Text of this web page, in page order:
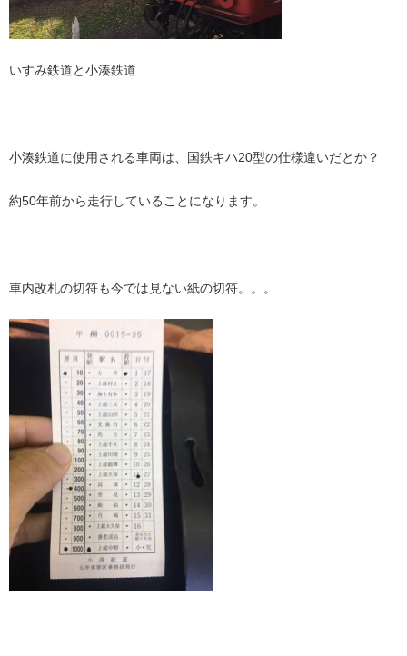
いすみ鉄道と小湊鉄道
小湊鉄道に使用される車両は、国鉄キハ20型の仕様違いだとか？
約50年前から走行していることになります。
車内改札の切符も今では見ない紙の切符。。。